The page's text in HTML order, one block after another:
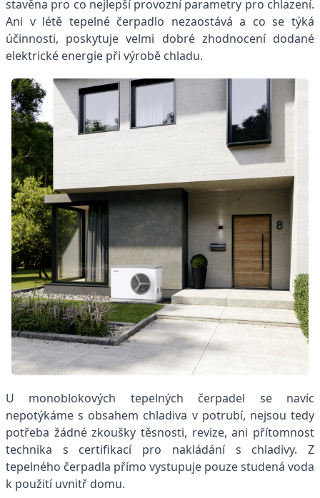
stavěna pro co nejlepší provozní parametry pro chlazení.
Ani v létě tepelné čerpadlo nezaostává a co se týká
účinnosti, poskytuje velmi dobré zhodnocení dodané
elektrické energie při výrobě chladu.
U monoblokových tepelných čerpadel se navíc
nepotýkáme s obsahem chladiva v potrubí, nejsou tedy
potřeba žádné zkoušky těsnosti, revize, ani přítomnost
technika s certifikací pro nakládání s chladivy. Z
tepelného čerpadla přímo vystupuje pouze studená voda
k použití uvnitř domu.